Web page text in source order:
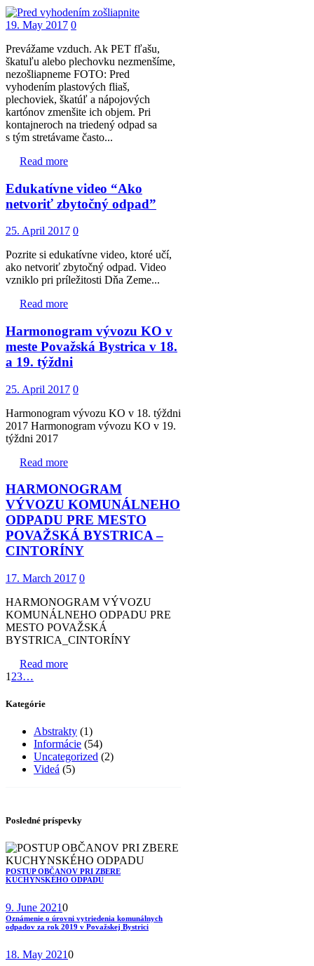
19. May 2017 0
Prevážame vzduch. Ak PET fľašu,
škatuľu alebo plechovku nezmenšíme,
nezošliapneme FOTO: Pred
vyhodením plastových fliaš,
plechoviek, škatúľ a nápojových
kartónov zmenšite ich objem. Pri
kontajneroch na triedený odpad sa
s tým stretávame často...
Read more
Edukatívne video “Ako
netvoriť zbytočný odpad”
25. April 2017 0
Pozrite si edukatívne video, ktoré učí,
ako netvoriť zbytočný odpad. Video
vzniklo pri príležitosti Dňa Zeme...
Read more
Harmonogram vývozu KO v
meste Považská Bystrica v 18.
a 19. týždni
25. April 2017 0
Harmonogram vývozu KO v 18. týždni
2017 Harmonogram vývozu KO v 19.
týždni 2017
Read more
HARMONOGRAM
VÝVOZU KOMUNÁLNEHO
ODPADU PRE MESTO
POVAŽSKÁ BYSTRICA –
CINTORÍNY
17. March 2017 0
HARMONOGRAM VÝVOZU
KOMUNÁLNEHO ODPADU PRE
MESTO POVAŽSKÁ
BYSTRICA_CINTORÍNY
Read more
1 23…
Kategórie
Abstrakty (1)
Informácie (54)
Uncategorized (2)
Videá (5)
Posledné príspevky
POSTUP OBČANOV PRI ZBERE
KUCHYNSKÉHO ODPADU
9. June 20210
Oznámenie o úrovni vytriedenia komunálnych
odpadov za rok 2019 v Považskej Bystrici
18. May 20210